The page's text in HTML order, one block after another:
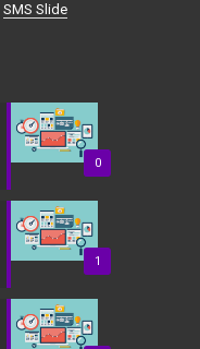
SMS Slide
0
1